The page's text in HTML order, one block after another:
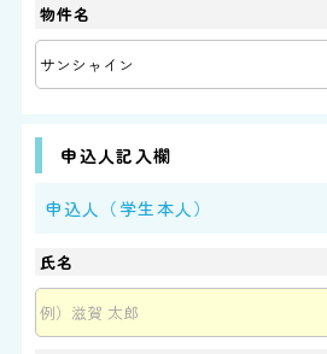
物件名
申込人記入欄
申込人（学生本人）
氏名